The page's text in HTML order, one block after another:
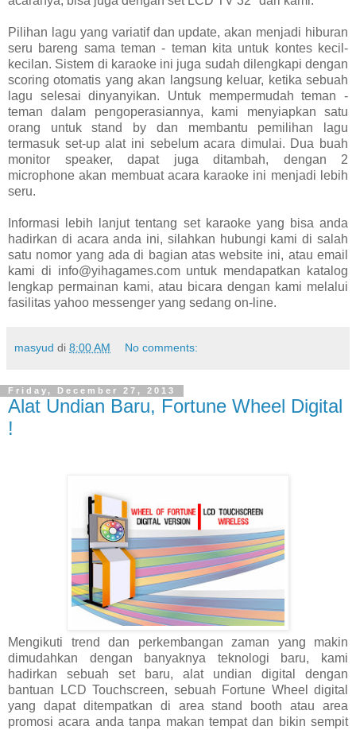
Pilihan lagu yang variatif dan update, akan menjadi hiburan
seru bareng sama teman - teman kita untuk kontes kecil-
kecilan. Sistem di karaoke ini juga sudah dilengkapi dengan
scoring otomatis yang akan langsung keluar, ketika sebuah
lagu selesai dinyanyikan. Untuk mempermudah teman -
teman dalam pengoperasiannya, kami menyiapkan satu
orang untuk stand by dan membantu pemilihan lagu
termasuk set-up alat ini sebelum acara dimulai. Dua buah
monitor speaker, dapat juga ditambah, dengan 2
microphone akan membuat acara karaoke ini menjadi lebih
seru.
Informasi lebih lanjut tentang set karaoke yang bisa anda
hadirkan di acara anda ini, silahkan hubungi kami di salah
satu nomor yang ada di bagian atas website ini, atau email
kami di info@yihagames.com untuk mendapatkan katalog
lengkap permainan kami, atau bicara dengan kami melalui
fasilitas yahoo messenger yang sedang on-line.
masyud di 8:00 AM No comments:
Friday, December 27, 2013
Alat Undian Baru, Fortune Wheel Digital
!
Mengikuti trend dan perkembangan zaman yang makin
dimudahkan dengan banyaknya teknologi baru, kami
hadirkan sebuah set baru, alat undian digital dengan
bantuan LCD Touchscreen, sebuah Fortune Wheel digital
yang dapat ditempatkan di area stand booth atau area
promosi acara anda tanpa makan tempat dan bikin sempit